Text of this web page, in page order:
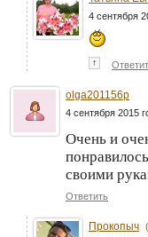
4 сентября
↑
olga201156p
4 сентября 2015
Очень и
своими
Ответить
Прокопыч